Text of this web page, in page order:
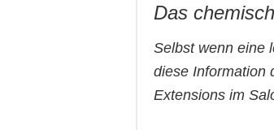
Das
Selbst wenn eine
diese Information
Extensions im